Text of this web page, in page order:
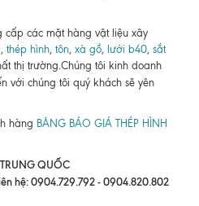
cấp các mặt hàng vật liệu xây
, thép hình, tôn, xà gồ, lưới b40, sắt
thị trường.Chúng tôi kinh doanh
với chúng tôi quý khách sẽ yên
hàng BẢNG BÁO GIÁ THÉP HÌNH
QUỐC
hệ: 0904.729.792 - 0904.820.802